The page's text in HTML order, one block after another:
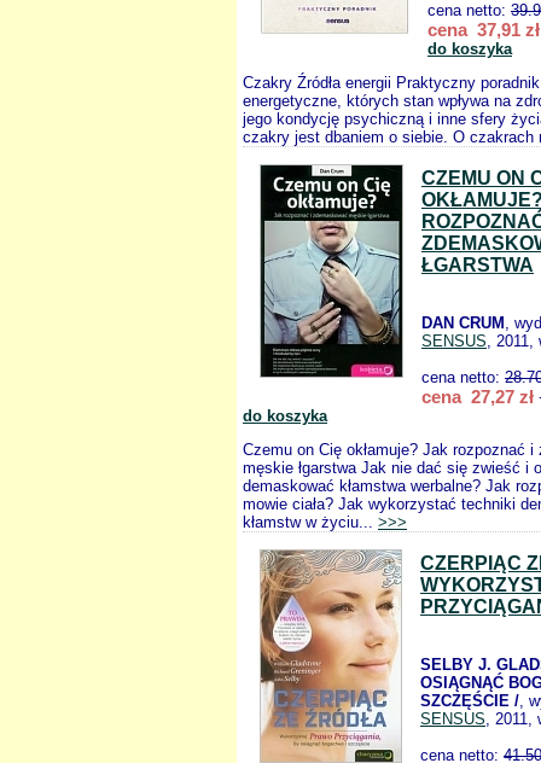
cena netto:
cena 37,91 zł
do koszyka
Czakry Źródła energii Praktyczny
energetyczne, których stan wpływa na
jego kondycję psychiczną i inne sfery
czakry jest dbaniem o siebie. O
CZEMU ON
ŁGARSTWA
DAN CRUM ,
SENSUS, 2011,
cena netto:
cena 27,27 zł
do koszyka
Czemu on Cię okłamuje? Jak rozpoznać i
męskie łgarstwa Jak nie dać się zwieść i
demaskować kłamstwa werbalne? Jak
mowie ciała? Jak wykorzystać techniki
kłamstw w życiu... >>>
CZERPIĄC
SELBY J.
OSIĄGNĄĆ
SZCZĘŚCIE /,
SENSUS, 2011,
cena netto: 41.50